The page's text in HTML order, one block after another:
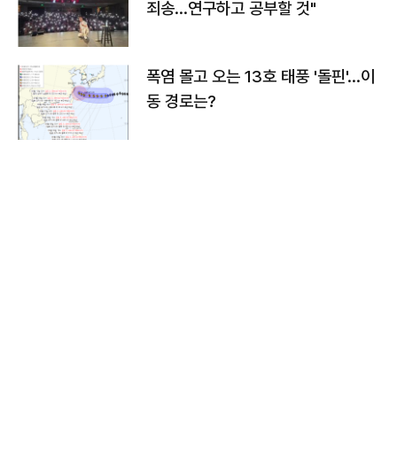
죄송…연구하고 공부할 것"
폭염 몰고 오는 13호 태풍 '돌핀'…이
동 경로는?